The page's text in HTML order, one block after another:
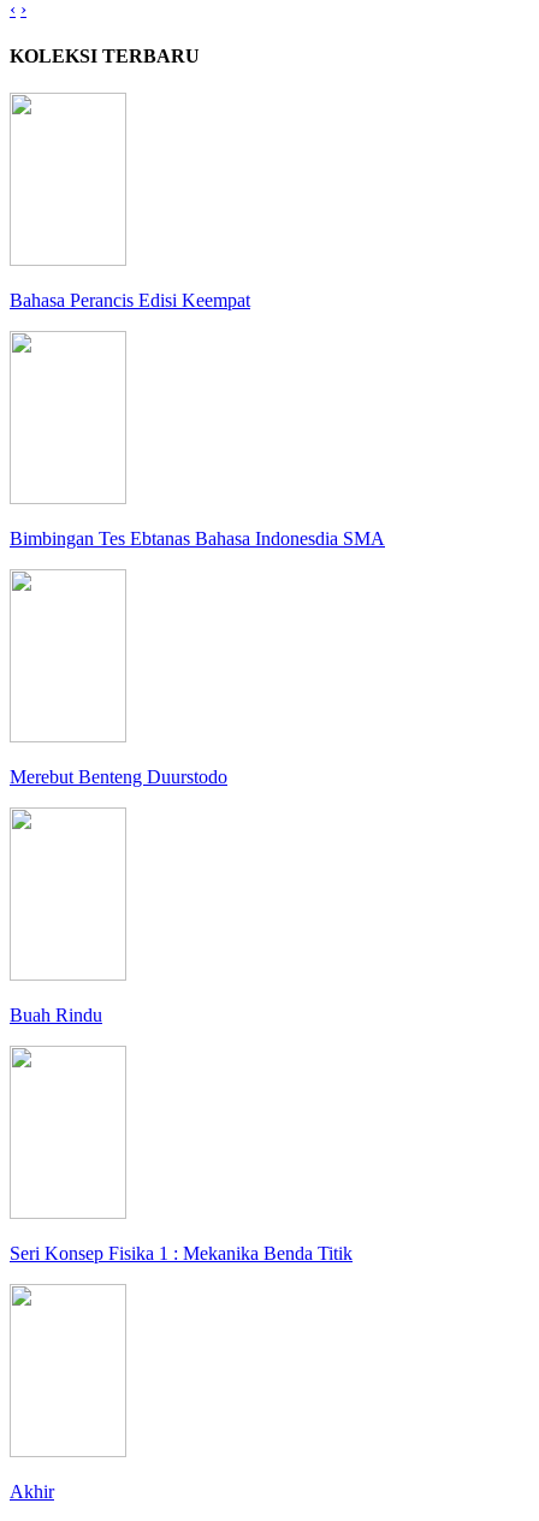
‹ ›
KOLEKSI TERBARU
Bahasa Perancis Edisi Keempat
Bimbingan Tes Ebtanas Bahasa Indonesdia SMA
Merebut Benteng Duurstodo
Buah Rindu
Seri Konsep Fisika 1 : Mekanika Benda Titik
Akhir